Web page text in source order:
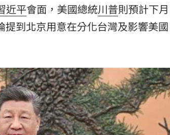
近平會面，美國總統川普則預計下月
到北京用意在分化台灣及影響美國